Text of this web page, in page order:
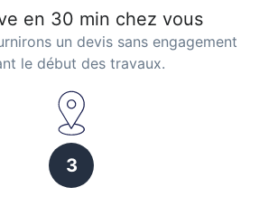
en 30 min chez vous
un devis sans engagement
le début des travaux.
3